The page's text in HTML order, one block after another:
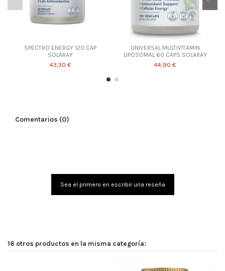
SPECTRO ENERGY 120 CAP
SOLARAY
43,30 €
UNIVERSAL MULTIVITAMIN
LIPOSOMAL 60 CAPS SOLARAY
44,90 €
Comentarios (0)
Sea el primero en escribir una reseña
16 otros productos en la misma categoría: